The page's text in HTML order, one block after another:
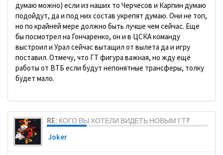
думаю можно) если из наших то Черчесов и Карпин думаю
подойдут, да и под них состав укрепят думаю. Они не топ,
но по крайней мере должно быть лучше чем сейчас. Еще
бы посмотрел на Гончаренко, он и в ЦСКА команду
выстроил и Урал сейчас вытащил от вылета да и игру
поставил. Отмечу, что ГТ фигура важная, но жду ещё
работы от ВТБ если будут непонятные трансферы, толку
будет мало.
RE: КОГО ВЫ ХОТЕЛИ ВИДЕТЬ НОВЫМ ГТ?
Joker